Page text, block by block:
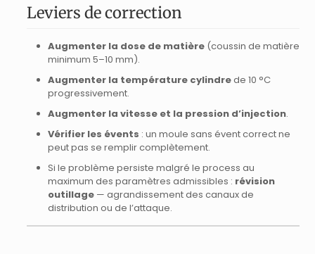
Leviers de correction
Augmenter la dose de matière (coussin de matière
minimum 5–10 mm).
Augmenter la température cylindrede 10 °C
progressivement.
Augmenter la vitesse et la pression d’injection.
Vérifier les évents : un moule sans évent correct ne
peut pas se remplir complètement.
Si le problème persiste malgré le process au
maximum des paramètres admissibles : révision
outillage — agrandissement des canaux de
distribution ou de l’attaque.